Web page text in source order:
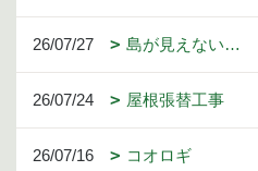
26/07/27 島が見えない…
26/07/24 屋根張替工事
26/07/16 コオロギ